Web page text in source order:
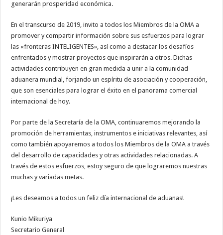
generarán prosperidad económica.
En el transcurso de 2019, invito a todos los Miembros de la OMA a
promover y compartir información sobre sus esfuerzos para lograr
las «fronteras INTELIGENTES», así como a destacar los desafíos
enfrentados y mostrar proyectos que inspirarán a otros. Dichas
actividades contribuyen en gran medida a unir a la comunidad
aduanera mundial, forjando un espíritu de asociación y cooperación,
que son esenciales para lograr el éxito en el panorama comercial
internacional de hoy.
Por parte de la Secretaría de la OMA, continuaremos mejorando la
promoción de herramientas, instrumentos e iniciativas relevantes, así
como también apoyaremos a todos los Miembros de la OMA a través
del desarrollo de capacidades y otras actividades relacionadas. A
través de estos esfuerzos, estoy seguro de que lograremos nuestras
muchas y variadas metas.
¡Les deseamos a todos un feliz día internacional de aduanas!
Kunio Mikuriya
Secretario General